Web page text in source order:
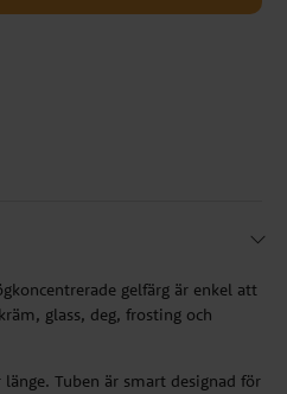
gelfärg är enkel att
glass, deg, frosting och
Tuben är smart designad för